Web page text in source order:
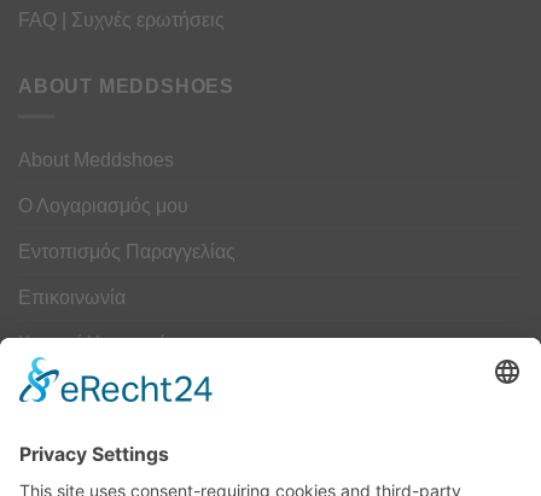
FAQ | Συχνές ερωτήσεις
ABOUT MEDDSHOES
About Meddshoes
Ο Λογαριασμός μου
Εντοπισμός Παραγγελίας
Επικοινωνία
Κουμπί Υπαναχώρησης
Camper Οδηγός Μεγεθών